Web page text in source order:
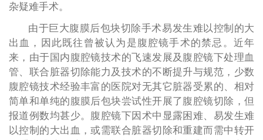
杂疑难手术。
由于巨大腹膜后包块切除手术易发生难以控制的大
出血，因此既往曾被认为是腹腔镜手术的禁忌。近年
来，由于国内腹腔镜技术的飞速发展及腹腔镜下处理血
管、联合脏器切除能力及技术的不断提升与规范，少数
腹腔镜技术经验丰富的医院对无其它脏器受累的、相对
简单和单纯的腹膜后包块尝试性开展了腹腔镜切除，但
报道例数均甚少。腹腔镜下因术中显露困难、易发生难
以控制的大出血，或需联合脏器切除和重建而需中转开